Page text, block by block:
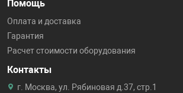
Помощь
Оплата и доставка
Гарантия
Расчет стоимости оборудования
Контакты
г. Москва, ул. Рябиновая д.37, стр.1